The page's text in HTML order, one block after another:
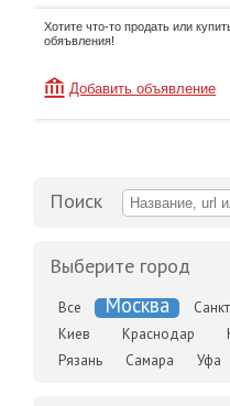
Хотите что-то продать или
обяъвления!
Добавить объявление
Поиск
Выберите город
Все Москва
Киев
Краснодар
Рязань
Самара Уфа